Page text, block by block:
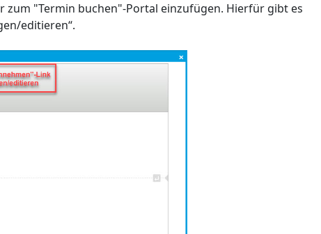
zum "Termin buchen"-Portal einzufügen. Hierfür gibt es
editieren“.